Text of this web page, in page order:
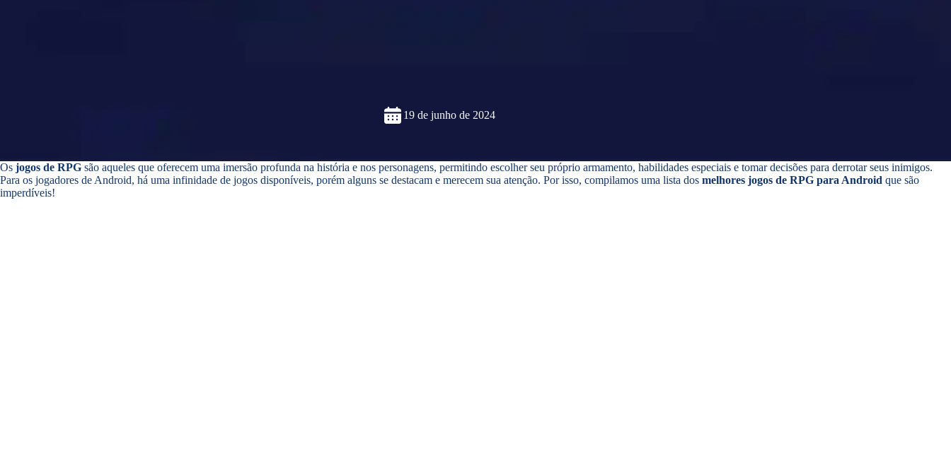
19 de junho de 2024
Os jogos de RPG são aqueles que oferecem uma imersão profunda na história e nos personagens, permitindo escolher seu próprio armamento, habilidades especiais e tomar decisões para derrotar seus inimigos.
Para os jogadores de Android, há uma infinidade de jogos disponíveis, porém alguns se destacam e merecem sua atenção. Por isso, compilamos uma lista dos melhores jogos de RPG para Android que são
imperdíveis!